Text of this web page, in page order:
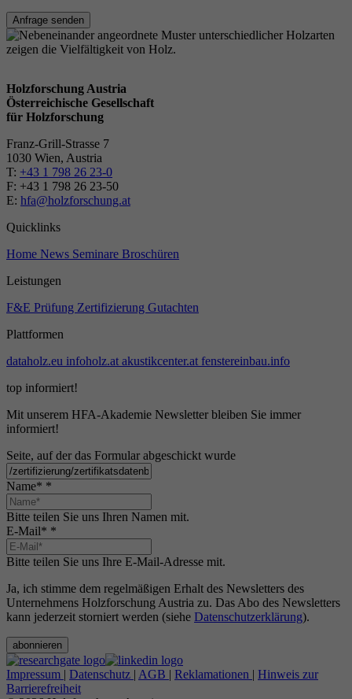
Anfrage senden
Holzforschung Austria
Österreichische Gesellschaft
für Holzforschung
Franz-Grill-Strasse 7
1030 Wien, Austria
T: +43 1 798 26 23-0
​​F: +43 1 798 26 23-50
E: hfa@holzforschung.at
Quicklinks
Home News Seminare Broschüren
Leistungen
F&E Prüfung Zertifizierung Gutachten
Plattformen
dataholz.eu infoholz.at akustikcenter.at fenstereinbau.info
top informiert!
Mit unserem HFA-Akademie Newsletter bleiben Sie immer
informiert!
Seite, auf der das Formular abgeschickt wurde
Name* *
Bitte teilen Sie uns Ihren Namen mit.
E-Mail* *
Bitte teilen Sie uns Ihre E-Mail-Adresse mit.
Ja, ich stimme dem regelmäßigen Erhalt des Newsletters des
Unternehmens Holzforschung Austria zu. Das Abo des Newsletters
kann jederzeit storniert werden (siehe Datenschutzerklärung).
abonnieren
Impressum | Datenschutz | AGB | Reklamationen | Hinweis zur
Barrierefreiheit